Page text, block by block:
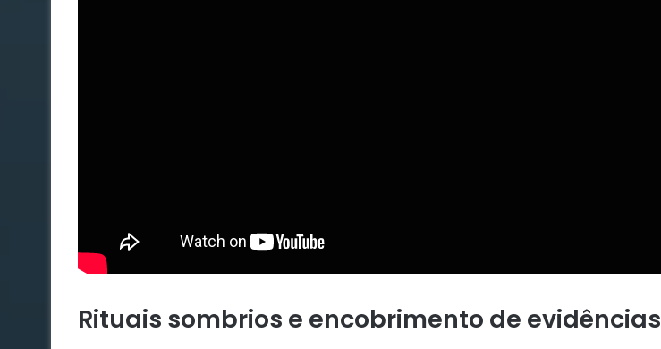
Rituais sombrios e encobrimento de evidências